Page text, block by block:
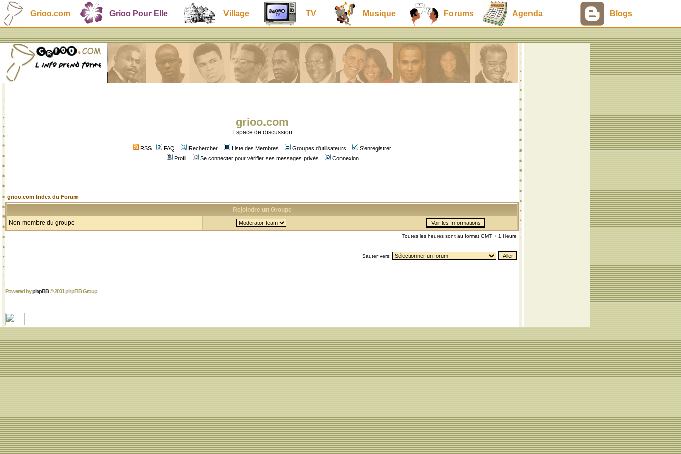
Grioo.com Grioo Pour Elle Village TV Musique Forums Agenda Blogs
grioo.com
Espace de discussion
RSS FAQ Rechercher Liste des Membres Groupes d'utilisateurs
S'enregistrer
Profil
Se connecter pour vérifier ses messages privés Connexion
grioo.com Index du Forum
Rejoindre un Groupe
Non-membre du groupe
Toutes les heures sont au format GMT + 1 Heure
Sauter vers:
Powered byphpBB© 2001 phpBB Group